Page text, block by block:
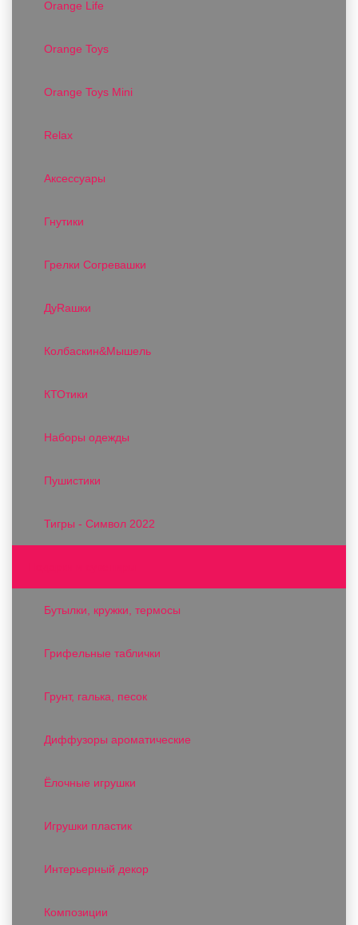
Orange Life
Orange Toys
Orange Toys Mini
Relax
Аксессуары
Гнутики
Грелки Согревашки
ДуRашки
Колбаскин&Мышель
КТОтики
Наборы одежды
Пушистики
Тигры - Символ 2022
Бутылки, кружки, термосы
Грифельные таблички
Грунт, галька, песок
Диффузоры ароматические
Ёлочные игрушки
Игрушки пластик
Интерьерный декор
Композиции